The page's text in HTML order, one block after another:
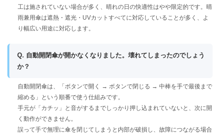
工は施されていない場合が多く、晴れの日の快適性はやや限定的です。晴
雨兼用傘は遮熱・遮光・UVカットすべてに対応していることが多く、よ
り幅広い用途に対応します。
Q. 自動開閉傘が開かなくなりました。壊れてしまったのでしょう
か？
自動開閉傘は、「ボタンで開く → ボタンで閉じる → 中棒を手で最後まで
縮める」という順番で使う仕組みです。
手元が「カチッ」と音がするまでしっかり押し込まれていないと、次に開
く動作ができません。
誤って手で無理に傘を閉じてしまうと内部が破損し、故障につながる場合